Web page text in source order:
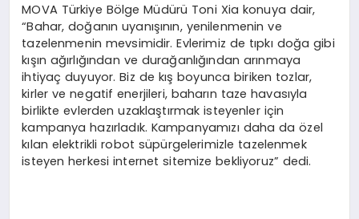
MOVA Türkiye Bölge Müdürü Toni Xia konuya dair,
“Bahar, doğanın uyanışının, yenilenmenin ve
tazelenmenin mevsimidir. Evlerimiz de tıpkı doğa gibi
kışın ağırlığından ve durağanlığından arınmaya
ihtiyaç duyuyor. Biz de kış boyunca biriken tozlar,
kirler ve negatif enerjileri, baharın taze havasıyla
birlikte evlerden uzaklaştırmak isteyenler için
kampanya hazırladık. Kampanyamızı daha da özel
kılan elektrikli robot süpürgelerimizle tazelenmek
isteyen herkesi internet sitemize bekliyoruz” dedi.